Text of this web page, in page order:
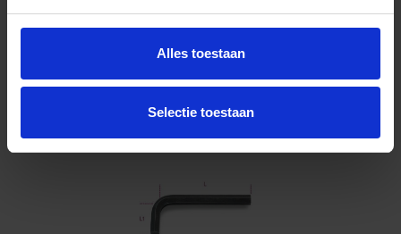
Alles toestaan
Selectie toestaan
Stuk